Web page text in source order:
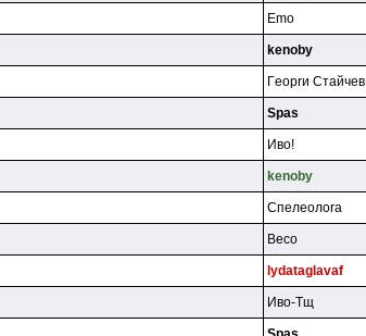
Emo
kenoby
Гeoprи Cтaйчeв
Spas
Ивo!
kenoby
Cпeлeoлora
Beco
lydataglavaf
Ивo-Tщ